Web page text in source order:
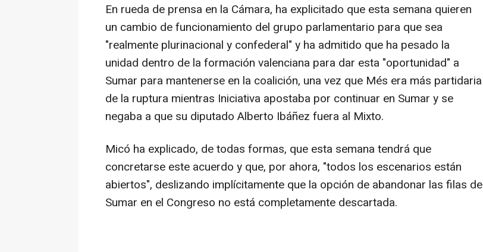
En rueda de prensa en la Cámara, ha explicitado que esta semana quieren
un cambio de funcionamiento del grupo parlamentario para que sea
"realmente plurinacional y confederal" y ha admitido que ha pesado la
unidad dentro de la formación valenciana para dar esta "oportunidad" a
Sumar para mantenerse en la coalición, una vez que Més era más partidaria
de la ruptura mientras Iniciativa apostaba por continuar en Sumar y se
negaba a que su diputado Alberto Ibáñez fuera al Mixto.
Micó ha explicado, de todas formas, que esta semana tendrá que
concretarse este acuerdo y que, por ahora, "todos los escenarios están
abiertos", deslizando implícitamente que la opción de abandonar las filas de
Sumar en el Congreso no está completamente descartada.